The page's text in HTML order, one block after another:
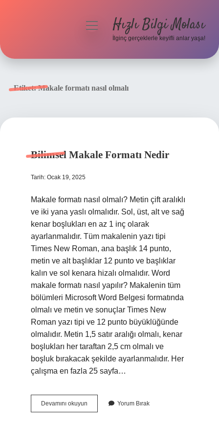
menüyüHızlı Bilgi Molası
İlginç gerçeklerle keyifli anlar yaşa!
Etiket:Makale formatı nasıl olmalı
Bilimsel Makale Formatı Nedir
Tarih: Ocak 19, 2025
Makale formatı nasıl olmalı? Metin çift aralıklı
ve iki yana yaslı olmalıdır. Sol, üst, alt ve sağ
kenar boşlukları en az 1 inç olarak
ayarlanmalıdır. Tüm makalenin yazı tipi
Times New Roman, ana başlık 14 punto,
metin ve alt başlıklar 12 punto ve başlıklar
kalın ve sol kenara hizalı olmalıdır. Word
makale formatı nasıl yapılır? Makalenin tüm
bölümleri Microsoft Word Belgesi formatında
olmalı ve metin ve sonuçlar Times New
Roman yazı tipi ve 12 punto büyüklüğünde
olmalıdır. Metin 1,5 satır aralığı olmalı, kenar
boşlukları her taraftan 2,5 cm olmalı ve
boşluk bırakacak şekilde ayarlanmalıdır. Her
çalışma en fazla 25 sayfa…
Devamını okuyun
Makale
Yorum Bırak